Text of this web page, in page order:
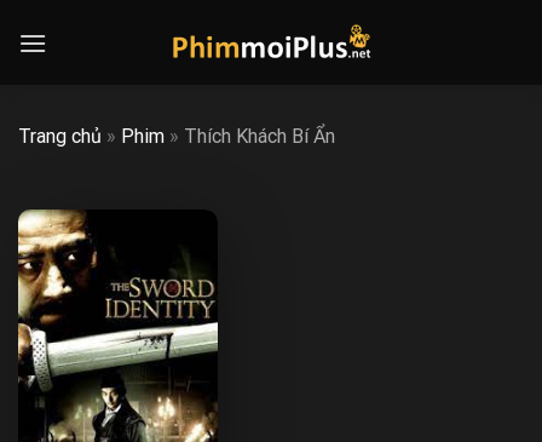
Trang chủ » Phim » Thích Khách Bí Ẩn